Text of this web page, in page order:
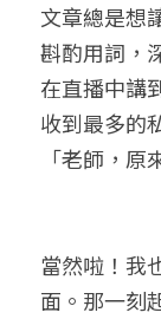
文章總是想
斟酌用詞，
在直播中講
收到最多的
「老師，原
當然啦！我
面。那一刻